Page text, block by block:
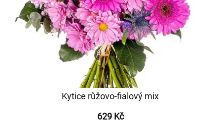
Kytice růžovo-fialový mix
629 Kč